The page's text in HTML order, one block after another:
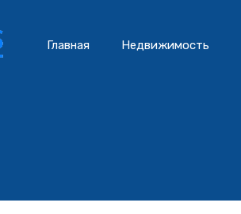
Главная Недвижимость